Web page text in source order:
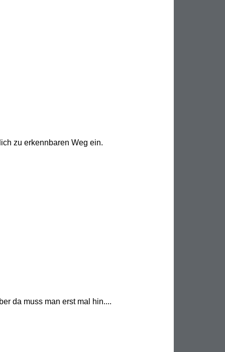
zu erkennbaren Weg ein.
da muss man erst mal hin....